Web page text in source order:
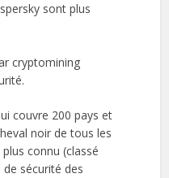
sont plus
cryptomining
couvre 200 pays et
noir de tous les
connu (classé
sécurité des